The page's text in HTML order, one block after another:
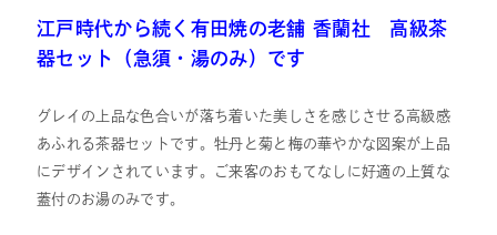
江戸時代から続く有田焼の老舗 香蘭社 高級茶
器セット（急須・湯のみ）です
グレイの上品な色合いが落ち着いた美しさを感じさせる高級感
あふれる茶器セットです。牡丹と菊と梅の華やかな図案が上品
にデザインされています。ご来客のおもてなしに好適の上質な
蓋付のお湯のみです。